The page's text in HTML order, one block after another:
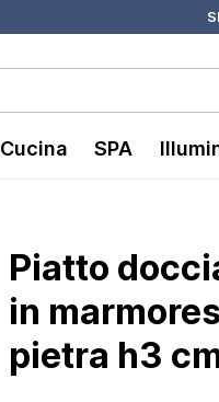
Cucina SPA
Piatto
in
pietra h3